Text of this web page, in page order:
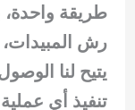
طريقة
رش المبيدات،
يتيح لنا
تنفيذ أي